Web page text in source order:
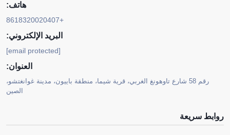
هاتف:
+8618320020407
البريد الإلكتروني:
[email protected]
العنوان:
رقم 58 شارع تاوهونغ الغربي، قرية شيما، منطقة باييون، مدينة غوانغتشو،
الصين
روابط سريعة